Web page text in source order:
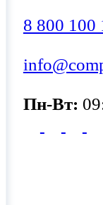
8 800 100
Пн-Вт: